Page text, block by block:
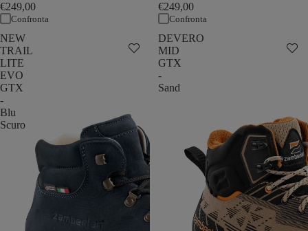
€249,00
Confronta
€249,00
Confronta
NEW
TRAIL
LITE
EVO
GTX
-
Blu
Scuro
DEVERO
MID
GTX
-
Sand